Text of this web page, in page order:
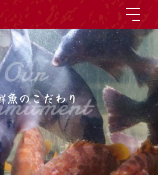
Our
魚のこだわり